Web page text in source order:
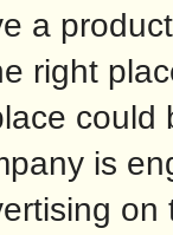
a
right
could
is
on